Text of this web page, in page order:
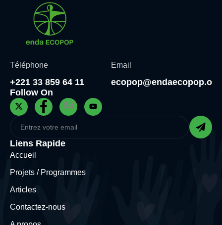
Téléphone
+221 33 859 64 11
Email
ecopop@endaecopop.org
Follow On
Liens Rapide
Accueil
Projets / Programmes
Articles
Contactez-nous